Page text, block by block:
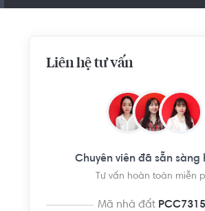
Liên hệ tư vấn
Chuyên viên đã sẵn sàng
Tư vấn hoàn toàn miễn
Mã nhà đất